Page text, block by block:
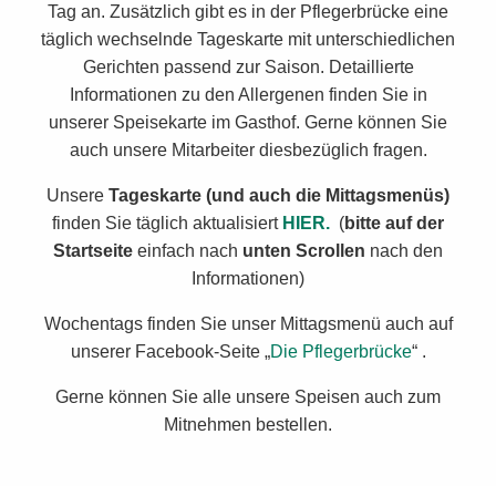
Tag an. Zusätzlich gibt es in der Pflegerbrücke eine
täglich wechselnde Tageskarte mit unterschiedlichen
Gerichten passend zur Saison. Detaillierte
Informationen zu den Allergenen finden Sie in
unserer Speisekarte im Gasthof. Gerne können Sie
auch unsere Mitarbeiter diesbezüglich fragen.
Unsere Tageskarte (und auch die Mittagsmenüs)
finden Sie täglich aktualisiert HIER. (bitte auf der
Startseite einfach nach unten Scrollen nach den
Informationen)
Wochentags finden Sie unser Mittagsmenü auch auf
unserer Facebook-Seite „Die Pflegerbrücke“ .
Gerne können Sie alle unsere Speisen auch zum
Mitnehmen bestellen.